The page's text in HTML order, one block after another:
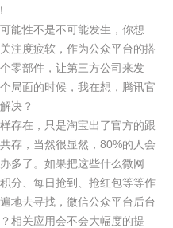
性不是不可能发生，你想
注度疲软，作为公众平台的搭
零部件，让第三方公司来发
局面的时候，我在想，腾讯官
决？
在，只是淘宝出了官方的跟
存，当然很显然，80%的人会
多了。如果把这些什么微网
分、每日抢到、抢红包等等作
地去寻找，微信公众平台后台
相关应用会不会大幅度的提